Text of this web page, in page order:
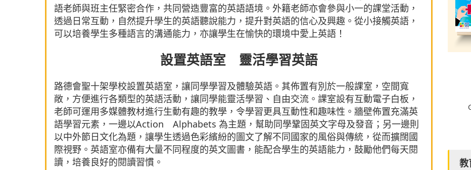
語老師與班主任緊密合作，共同營造豐富的英語語境。外籍老師亦會參與小一的課堂活動，
透過日常互動，自然提升學生的英語聽說能力，提升對英語的信心及興趣。從小接觸英語，
可以培養學生多種語言的溝通能力，亦讓學生在愉快的環境中愛上英語！
設置英語室 靈活學習英語
路德會聖十架學校設置英語室，讓同學學習及體驗英語。其佈置有別於一般課室，空間寬
敞，方便進行各類型的英語活動，讓同學能靈活學習、自由交流。課室設有互動電子白板，
老師可運用多媒體教材進行生動有趣的教學，令學習更具互動性和趣味性。牆壁佈置充滿英
語學習元素，一邊以Action Alphabets 為主題，幫助同學鞏固英文字母及發音；另一邊則
以中外節日文化為題，讓學生透過色彩繽紛的圖文了解不同國家的風俗與傳統，從而擴闊國
際視野。英語室亦備有大量不同程度的英文圖書，能配合學生的英語能力，鼓勵他們每天閱
讀，培養良好的閱讀習慣。
教